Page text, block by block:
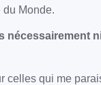
Monde.
nécessairement
celles qui me